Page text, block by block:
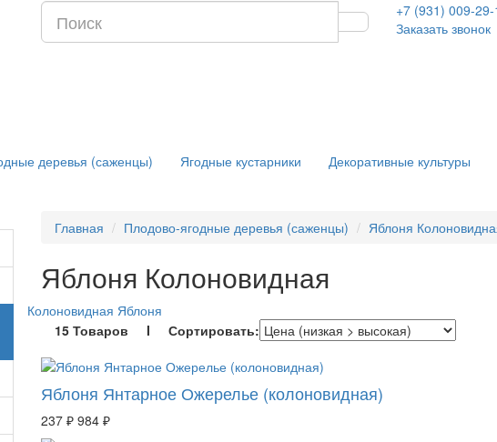
+7 (931) 009-
Заказать звонок
деревья (саженцы) Ягодные кустарники Декоративные культуры
Главная Плодово-ягодные деревья (саженцы) Яблоня
Яблоня Колоновидная
Колоновидная Яблоня
15 Товаров I Сортировать:
Яблоня Янтарное Ожерелье (колоновидная)
237 ₽ 984 ₽